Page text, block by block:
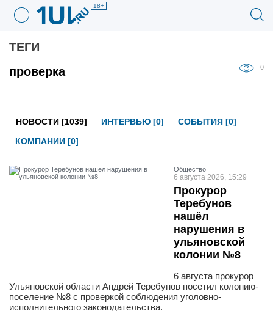
18+
ТЕГИ
проверка
0
НОВОСТИ [1039] ИНТЕРВЬЮ [0]
СОБЫТИЯ [0]
КОМПАНИИ [0]
Общество
6 августа 2026, 15:29
Прокурор
Теребунов
нашёл
нарушения в
ульяновской
колонии №8
6 августа прокурор
Ульяновской области Андрей Теребунов посетил колонию-
поселение №8 с проверкой соблюдения уголовно-
исполнительного законодательства.